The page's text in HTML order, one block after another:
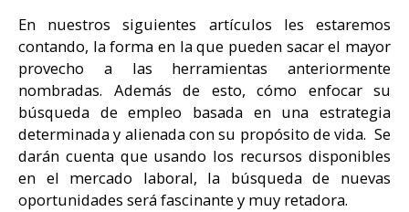
En nuestros siguientes artículos les estaremos
contando, la forma en la que pueden sacar el mayor
provecho a las herramientas anteriormente
nombradas. Además de esto, cómo enfocar su
búsqueda de empleo basada en una estrategia
determinada y alienada con su propósito de vida. Se
darán cuenta que usando los recursos disponibles
en el mercado laboral, la búsqueda de nuevas
oportunidades será fascinante y muy retadora.